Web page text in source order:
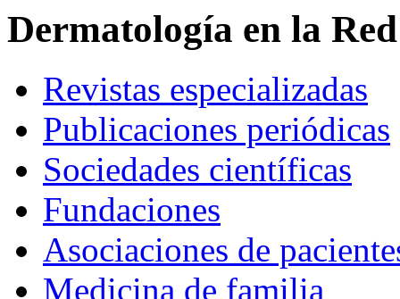
Dermatología en la Red
Revistas especializadas
Publicaciones periódicas
Sociedades científicas
Fundaciones
Asociaciones de
Medicina de familia